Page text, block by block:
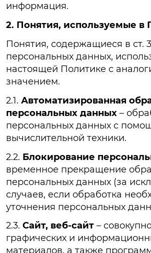
информация.
2. Понятия, используемые в
Понятия, содержащиеся в ст.
персональных данных,
настоящей Политике с
значением.
2.1. Автоматизированная
персональных данных –
персональных данных с
вычислительной техники.
2.2. Блокирование
временное прекращение
персональных данных (за
случаев, если обработка
уточнения персональных
2.3. Сайт, веб-сайт –
графических и
материалов, а также